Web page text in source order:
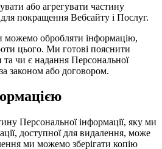
або агрегувати частину
покращення Вебсайту і Послуг.
можемо обробляти інформацію,
цього. Ми готові пояснити
та чи є надання Персональної
законом або договором.
Персональної інформації, яку ми
доступної для видалення, може
ми можемо зберігати копію